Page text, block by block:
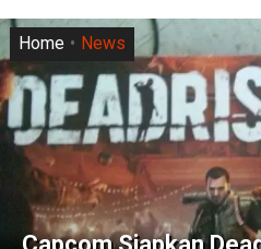
Home News